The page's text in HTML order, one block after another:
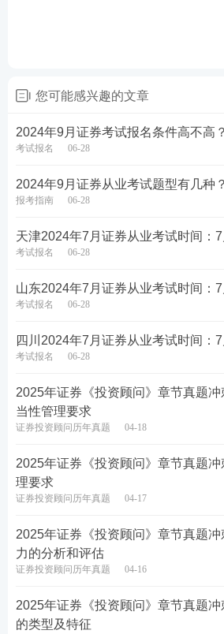
您可能感兴趣的文章
2024年9月证券考试报名条件高不高？
考试报名 06-28
2024年9月证券从业考试题型有几种？
报考指南 06-28
天津2024年7月证券从业考试时间：7
考试报名 06-28
山东2024年7月证券从业考试时间：7
考试报名 06-28
四川2024年7月证券从业考试时间：7
考试报名 06-28
2025年证券《投资顾问》章节真题
当性管理要求
证券投资顾问历年真题 04-18
2025年证券《投资顾问》章节真题
理要求
证券投资顾问历年真题 04-17
2025年证券《投资顾问》章节真题
力的分析和评估
证券投资顾问历年真题 04-16
2025年证券《投资顾问》章节真题
的类型及特征